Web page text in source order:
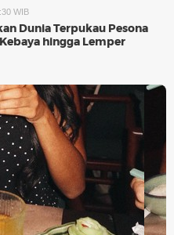
WIB
Dunia Terpukau Pesona
hingga Lemper